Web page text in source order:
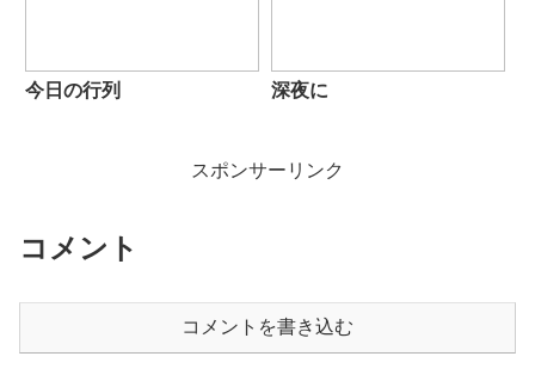
今日の行列 深夜に
スポンサーリンク
コメント
コメントを書き込む